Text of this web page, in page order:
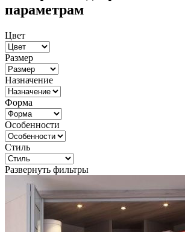
параметрам
Цвет
Размер
Назначение
Форма
Особенности
Стиль
Развернуть фильтры